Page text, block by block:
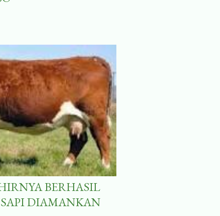
BERHASIL
DIAMANKAN